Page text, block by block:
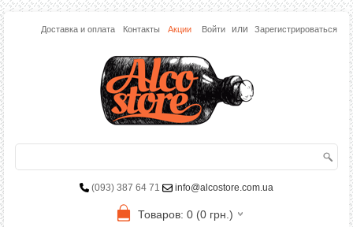
Доставка и оплата Контакты Акции Войти или Зарегистрироваться
(093) 387 64 71 info@alcostore.com.ua
Товаров: 0 (0 грн.)